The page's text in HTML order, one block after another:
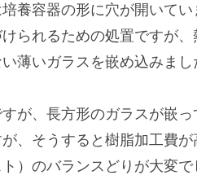
養容器の形に穴が開いて
られるための処置ですが
薄いガラスを嵌め込みまし
、長方形のガラスが嵌っ
、そうすると樹脂加工費
）のバランスどりが大変